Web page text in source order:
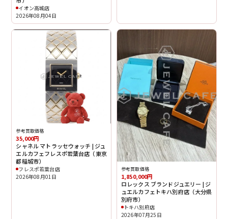
イオン高城店
2026年08月04日
参考買取価格
35,000円
シャネル マトラッセウォッチ | ジュ
エルカフェフレスポ若葉台店（東京
都稲城市）
フレスポ若葉台店
2026年08月01日
参考買取価格
1,850,000円
ロレックス ブランドジュエリー | ジ
ュエルカフェトキハ別府店（大分県
別府市）
トキハ別府店
2026年07月25日